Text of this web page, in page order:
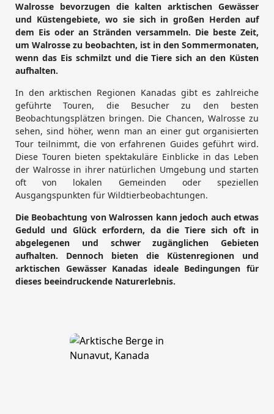
Walrosse bevorzugen die kalten arktischen Gewässer
und Küstengebiete, wo sie sich in großen Herden auf
dem Eis oder an Stränden versammeln. Die beste Zeit,
um Walrosse zu beobachten, ist in den Sommermonaten,
wenn das Eis schmilzt und die Tiere sich an den Küsten
aufhalten.
In den arktischen Regionen Kanadas gibt es zahlreiche
geführte Touren, die Besucher zu den besten
Beobachtungsplätzen bringen. Die Chancen, Walrosse zu
sehen, sind höher, wenn man an einer gut organisierten
Tour teilnimmt, die von erfahrenen Guides geführt wird.
Diese Touren bieten spektakuläre Einblicke in das Leben
der Walrosse in ihrer natürlichen Umgebung und starten
oft von lokalen Gemeinden oder speziellen
Ausgangspunkten für Wildtierbeobachtungen.
Die Beobachtung von Walrossen kann jedoch auch etwas
Geduld und Glück erfordern, da die Tiere sich oft in
abgelegenen und schwer zugänglichen Gebieten
aufhalten. Dennoch bieten die Küstenregionen und
arktischen Gewässer Kanadas ideale Bedingungen für
dieses beeindruckende Naturerlebnis.